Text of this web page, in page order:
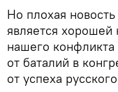
Но плохая
является
нашего
от баталий в
от успеха